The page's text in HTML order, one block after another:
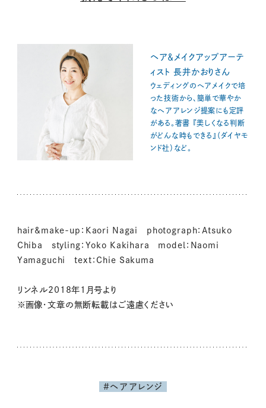
ヘア＆メイクアップアーテ
ィスト 長井かおりさん
ウェディングのヘアメイクで培
った技術から、簡単で華やか
なヘアアレンジ提案にも定評
がある。著書 『美しくなる判断
がどんな時もできる』（ダイヤモ
ンド社）など。
hair&make-up：Kaori Nagai photograph：Atsuko
Chiba styling：Yoko Kakihara model：Naomi
Yamaguchi text：Chie Sakuma
リンネル2018年1月号より
※画像・文章の無断転載はご遠慮ください
#ヘアアレンジ